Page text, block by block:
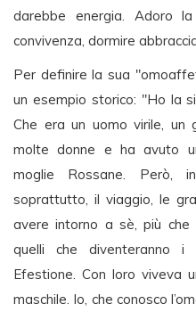
darebbe energia. Adoro
convivenza, dormire
Per definire la sua
un esempio storico: "Ho la
Che era un uomo virile, un
molte donne e ha avuto
moglie Rossane. Però,
soprattutto, il viaggio, le
avere intorno a sè, più che
quelli che diventeranno i
Efestione. Con loro viveva
maschile. Io, che conosco